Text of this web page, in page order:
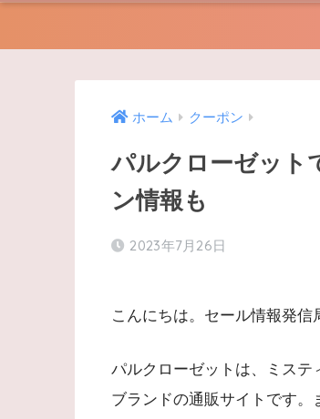
ホーム クーポン
パルクローゼット
ン情報も
2023年7月26日
こんにちは。セール情報発信
パルクローゼットは、ミス
ブランドの通販サイトです。